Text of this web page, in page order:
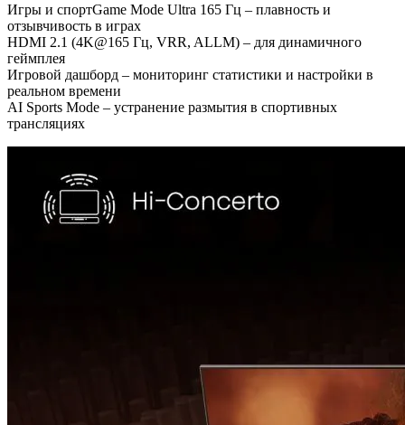
Игры и спортGame Mode Ultra 165 Гц – плавность и
отзывчивость в играх
HDMI 2.1 (4K@165 Гц, VRR, ALLM) – для динамичного
геймплея
Игровой дашборд – мониторинг статистики и настройки в
реальном времени
AI Sports Mode – устранение размытия в спортивных
трансляциях